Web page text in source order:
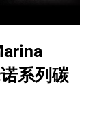
系列碳